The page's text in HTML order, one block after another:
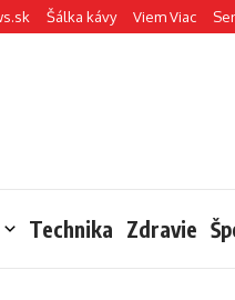
Šálka kávy Viem Viac
Technika Zdravie